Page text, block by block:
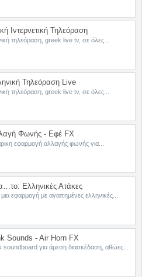
Ιντερνετική Τηλεόραση
τηλεόραση, greek live tv, σε όλες...
Τηλεόραση Live
τηλεόραση, greek live tv, σε όλες...
Φωνής - Εφέ FX
εφαρμογή αλλαγής φωνής για...
Ελληνικές Ατάκες
εφαρμογή με αγαπημένες ελληνικές...
Sounds - Air Horn FX
για άμεση διασκέδαση, αθώες...